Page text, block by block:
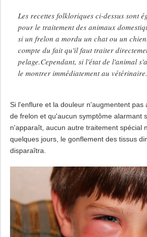
Les recettes folkloriques ci-dessus sont
pour le traitement des animaux
si un frelon a mordu un chat ou un
compte du fait qu'il faut traiter
pelage.Cependant, si l'état de l'animal
le montrer immédiatement au vétérinaire.
Si l'enflure et la douleur n'augmentent pas
de frelon et qu'aucun symptôme alarmant
n'apparaît, aucun autre traitement spécial
quelques jours, le gonflement des tissus
disparaîtra.